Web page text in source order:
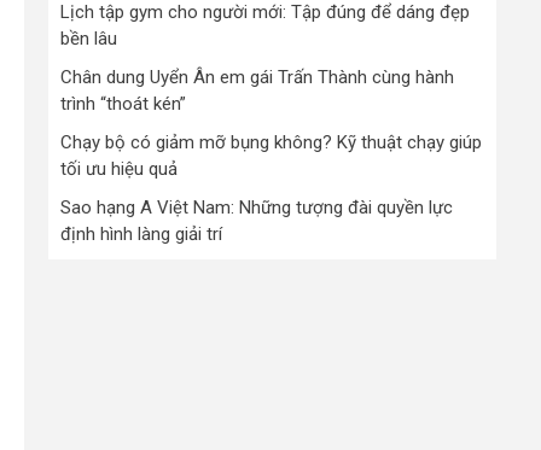
Lịch tập gym cho người mới: Tập đúng để dáng đẹp
bền lâu
Chân dung Uyển Ân em gái Trấn Thành cùng hành
trình “thoát kén”
Chạy bộ có giảm mỡ bụng không? Kỹ thuật chạy giúp
tối ưu hiệu quả
Sao hạng A Việt Nam: Những tượng đài quyền lực
định hình làng giải trí